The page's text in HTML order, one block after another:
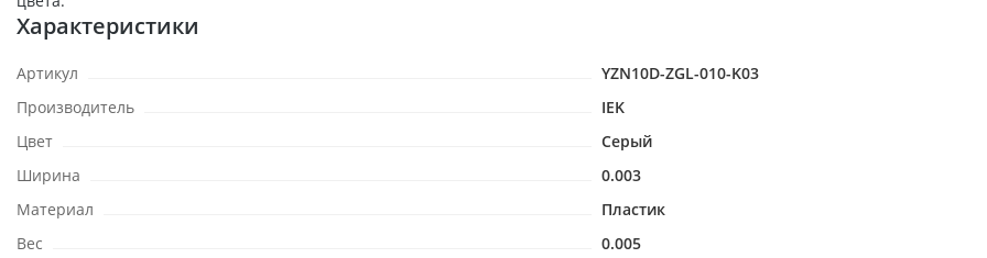
Характеристики
Артикул
YZN10D-ZGL-010-K03
Производитель
IEK
Цвет
Серый
Ширина
0.003
Материал
Пластик
Вес
0.005